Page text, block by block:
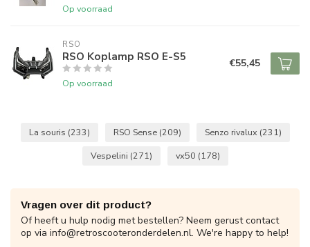
Op voorraad
RSO
RSO Koplamp RSO E-S5
Op voorraad
€55,45
La souris (233) RSO Sense (209) Senzo rivalux (231)
Vespelini (271) vx50 (178)
Vragen over dit product?
Of heeft u hulp nodig met bestellen? Neem gerust contact
op via info@retroscooteronderdelen.nl. We're happy to help!